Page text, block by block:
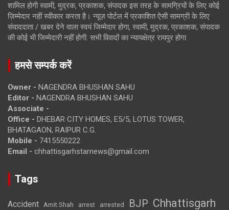
शामिल होगी स्वामी, मुद्रक, प्रकाशक, संपादक इस तरह के सामग्रियों के लिए कोई
ज़िम्मेदार नहीं स्वीकार करता है। न्यूज़ पोर्टल में प्रकाशित ऐसी सामग्री के लिए
संवाददाता / खबर देने वाला स्वयं जिम्मेदार होगा, स्वामी, मुद्रक, प्रकाशक, संपादक
की कोई भी जिम्मेदारी नहीं होगी. सभी विवादों का न्यायक्षेत्र रायपुर होगा
हमसे सम्पर्क करें
Owner - NAGENDRA BHUSHAN SAHU
Editor - NAGENDRA BHUSHAN SAHU
Associate -
Office - DHEBAR CITY HOMES, E5/5, LOTUS TOWER,
BHATAGAON, RAIPUR C.G.
Mobile - 7415550222
Email - chhattisgarhstarnews@gmail.com
Tags
Accident Amit Shah arrest arrested BJP Chhattisgarh